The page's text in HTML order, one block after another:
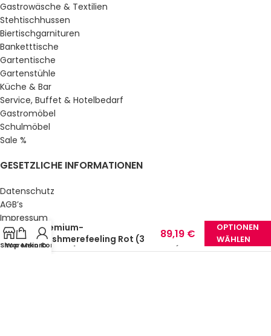
Gastrowäsche & Textilien
Stehtischhussen
Biertischgarnituren
Banketttische
Gartentische
Gartenstühle
Küche & Bar
Service, Buffet & Hotelbedarf
Gastromöbel
Schulmöbel
Sale %
GESETZLICHE INFORMATIONEN
Datenschutz
AGB’s
Impressum
Sitemap
Über uns
Shop
Warenkorb
Mein Konto
Mikroflauschdecke
Premium-
Cashmerefeeling Rot (3
Größen)
89,19 €
(inkl.
OPTIONEN
WÄHLEN